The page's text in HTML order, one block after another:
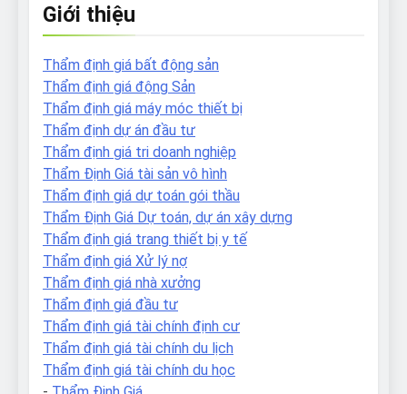
Giới thiệu
Thẩm định giá bất động sản
Thẩm định giá động Sản
Thẩm định giá máy móc thiết bị
Thẩm định dự án đầu tư
Thẩm định giá tri doanh nghiệp
Thẩm Định Giá tài sản vô hình
Thẩm định giá dự toán gói thầu
Thẩm Định Giá Dự toán, dự án xây dựng
Thẩm định giá trang thiết bị y tế
Thẩm định giá Xử lý nợ
Thẩm định giá nhà xưởng
Thẩm định giá đầu tư
Thẩm định giá tài chính định cư
Thẩm định giá tài chính du lịch
Thẩm định giá tài chính du học